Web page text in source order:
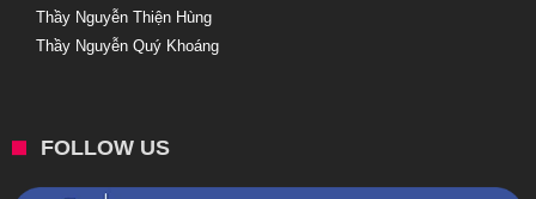
Thầy Nguyễn Thiện Hùng
Thầy Nguyễn Quý Khoáng
FOLLOW US